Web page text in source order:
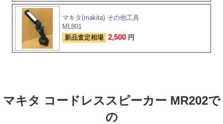
マキタ(makita) その他工具
ML801
新品査定相場 2,500 円
マキタ コードレススピーカー MR202で
の